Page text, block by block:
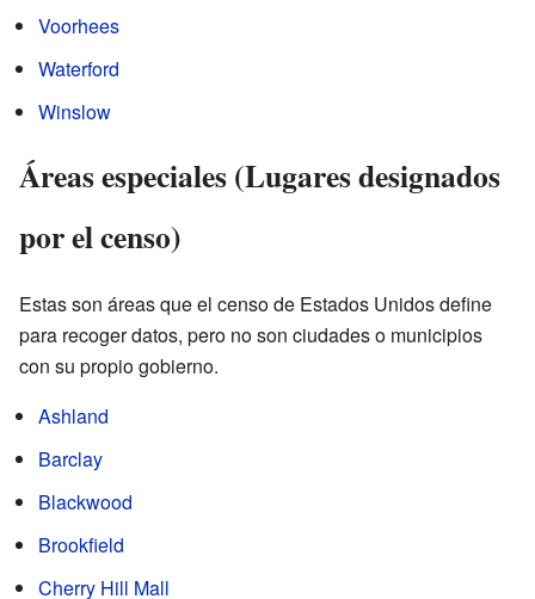
Voorhees
Waterford
Winslow
Áreas especiales (Lugares designados
por el censo)
Estas son áreas que el censo de Estados Unidos define
para recoger datos, pero no son ciudades o municipios
con su propio gobierno.
Ashland
Barclay
Blackwood
Brookfield
Cherry Hill Mall